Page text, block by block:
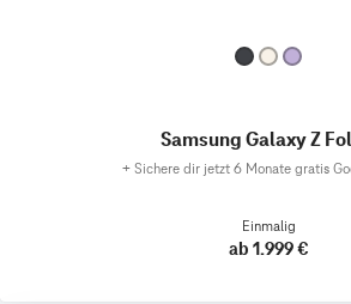
Samsung Galaxy Z
+ Sichere dir jetzt 6 Monate gratis
Einmalig
ab 1.999 €